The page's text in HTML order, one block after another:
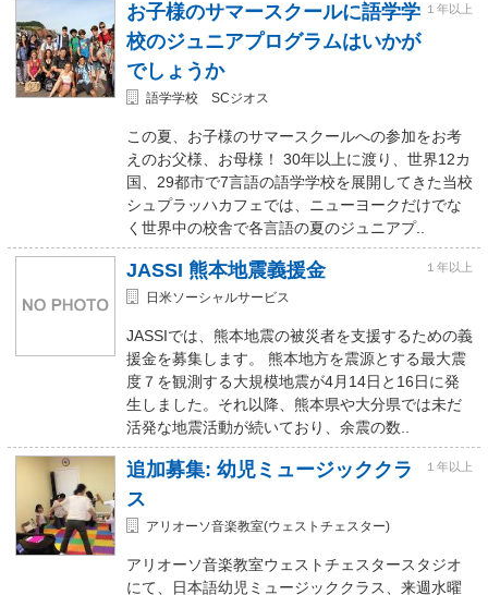
お子様のサマースクールに語学学
校のジュニアプログラムはいかが
でしょうか
１年以上
語学学校 SCジオス
この夏、お子様のサマースクールへの参加をお考
えのお父様、お母様！ 30年以上に渡り、世界12カ
国、29都市で7言語の語学学校を展開してきた当校
シュプラッハカフェでは、ニューヨークだけでな
く世界中の校舎で各言語の夏のジュニアプ..
JASSI 熊本地震義援金 １年以上
日米ソーシャルサービス
JASSIでは、熊本地震の被災者を支援するための義
援金を募集します。 熊本地方を震源とする最大震
度７を観測する大規模地震が4月14日と16日に発
生しました。それ以降、熊本県や大分県では未だ
活発な地震活動が続いており、余震の数..
追加募集: 幼児ミュージッククラ
ス
１年以上
アリオーソ音楽教室(ウェストチェスター)
アリオーソ音楽教室ウェストチェスタースタジオ
にて、日本語幼児ミュージッククラス、来週水曜